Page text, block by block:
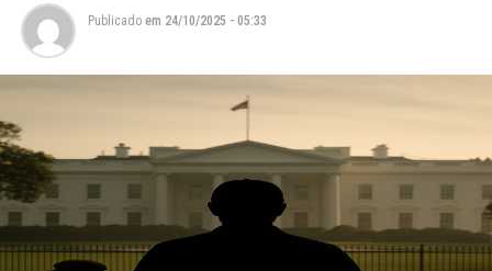
Publicado em 24/10/2025 - 05:33